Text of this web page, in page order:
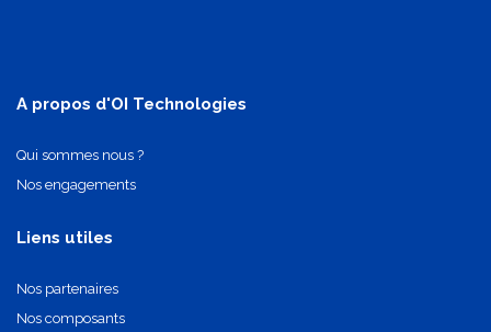
A propos d'OI Technologies